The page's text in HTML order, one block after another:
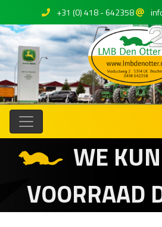
+31 (0) 418 - 642358
WE
VOORRAAD